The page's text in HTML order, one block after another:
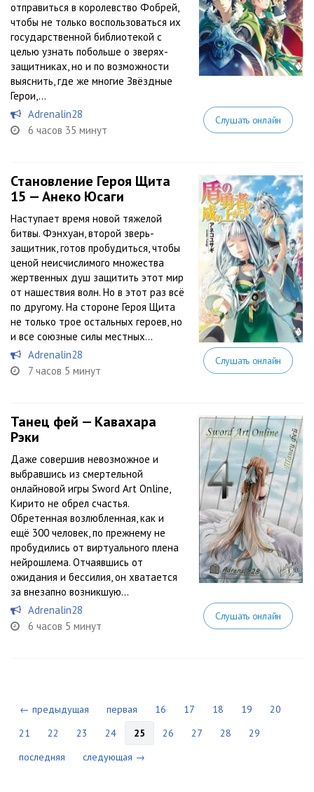
отправиться в королевство Фобрей,
чтобы не только воспользоваться их
государственной библиотекой с
целью узнать побольше о зверях-
защитниках, но и по возможности
выяснить, где же многие Звёздные
Герои,...
Adrenalin28
6 часов 35 минут
Слушать онлайн
Становление Героя Щита
15 — Анеко Юсаги
Наступает время новой тяжелой
битвы. Фэнхуан, второй зверь-
защитник, готов пробудиться, чтобы
ценой неисчислимого множества
жертвенных душ защитить этот мир
от нашествия волн. Но в этот раз всё
по другому. На стороне Героя Щита
не только трое остальных героев, но
и все союзные силы местных...
Adrenalin28
7 часов 5 минут
Слушать онлайн
Танец фей — Кавахара
Рэки
Даже совершив невозможное и
выбравшись из смертельной
онлайновой игры Sword Art Online,
Кирито не обрел счастья.
Обретенная возлюбленная, как и
ещё 300 человек, по прежнему не
пробудились от виртуального плена
нейрошлема. Отчаявшись от
ожидания и бессилия, он хватается
за внезапно возникшую...
Adrenalin28
6 часов 5 минут
Слушать онлайн
← предыдущая первая 16 17 18 19
20
21
22 23 24 25 26 27 28
29
последняя
следующая →